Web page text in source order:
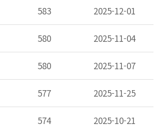
583 2025-12-01
580 2025-11-04
580 2025-11-07
577 2025-11-25
574 2025-10-21